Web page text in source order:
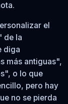
el
de la
diga
más antiguas",
o lo que
pero hay
no se pierda